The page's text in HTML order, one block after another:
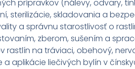
prípravkov (nálevy, odvary,
sterilizácie, skladovania a
a správnu starostlivosť o
zberom, sušením a
rastlín na tráviaci, obehový,
a aplikácie liečivých bylín v